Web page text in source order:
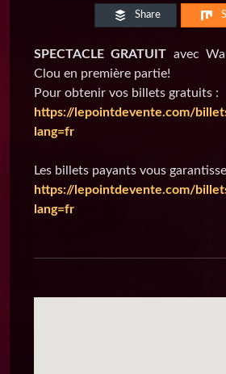
Share
SPECTACLE GRATUIT avec
Clou en première partie!
Pour obtenir vos billets gratuits :
https://lepointdevente.com/
lang=fr
Les billets payants vous
https://lepointdevente.com/
lang=fr